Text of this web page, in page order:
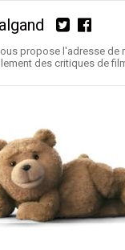
propose l'adresse de
des critiques de